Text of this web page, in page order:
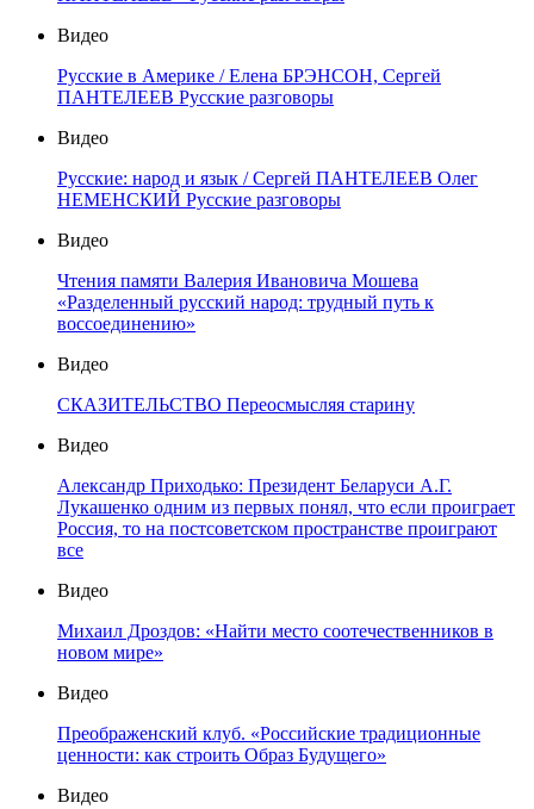
Видео
Русские в Америке / Елена БРЭНСОН, Сергей
ПАНТЕЛЕЕВ Русские разговоры
Видео
Русские: народ и язык / Сергей ПАНТЕЛЕЕВ Олег
НЕМЕНСКИЙ Русские разговоры
Видео
Чтения памяти Валерия Ивановича Мошева
«Разделенный русский народ: трудный путь к
воссоединению»
Видео
СКАЗИТЕЛЬСТВО Переосмысляя старину
Видео
Александр Приходько: Президент Беларуси А.Г.
Лукашенко одним из первых понял, что если проиграет
Россия, то на постсоветском пространстве проиграют
все
Видео
Михаил Дроздов: «Найти место соотечественников в
новом мире»
Видео
Преображенский клуб. «Российские традиционные
ценности: как строить Образ Будущего»
Видео